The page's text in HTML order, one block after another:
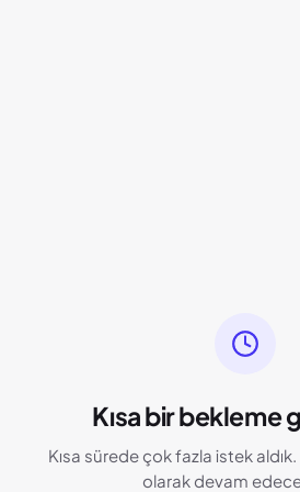
Kısa bir bekleme
Kısa sürede çok fazla istek
olarak devam